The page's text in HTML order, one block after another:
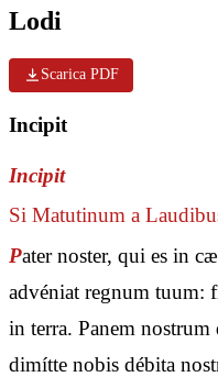
Lodi
Scarica PDF
Incipit
Incipit
Si Matutinum a
Pater noster, qui es in
advéniat regnum tuum:
in terra. Panem
dimítte nobis débita